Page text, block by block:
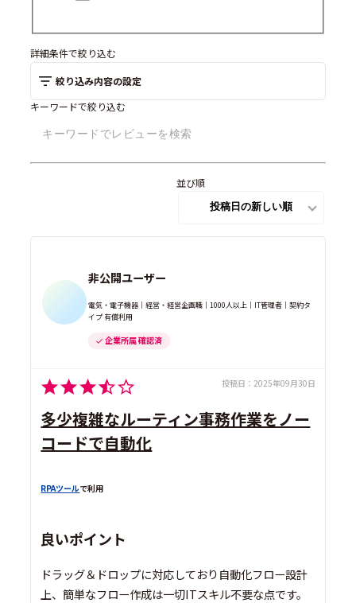
詳細条件で絞り込む
絞り込み内容の設定
キーワードで絞り込む
並び順
非公開ユーザー
電気・電子機器｜経営・経営企画職｜1000人以上｜IT管理者｜契約タ
イプ 有償利用
企業所属 確認済
投稿日： 2025年09月30日
多少複雑なルーティン事務作業をノー
コードで自動化
RPAツールで利用
良いポイント
ドラッグ＆ドロップに対応しており自動化フロー設計
上、簡単なフロー作成は一切ITスキル不要な点です。